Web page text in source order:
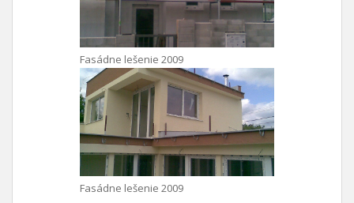
Fasádne lešenie 2009
Fasádne lešenie 2009